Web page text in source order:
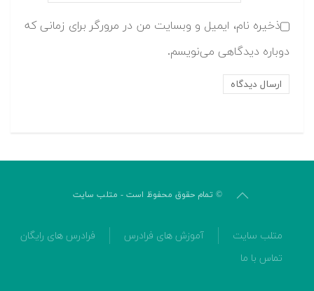
ذخیره نام، ایمیل و وبسایت من در مرورگر برای زمانی که
دوباره دیدگاهی می‌نویسم.
© تمام حقوق محفوظ است - متلب سایت
متلب سایت آموزش های فرادرس
فرادرس های رایگان
تماس با ما